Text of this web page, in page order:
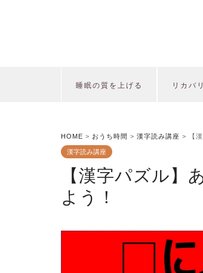
睡眠の質を上げる リカバ
HOME > おうち時間 > 漢字読み講座 > 【
漢字読み講座
【漢字パズル】
よう！